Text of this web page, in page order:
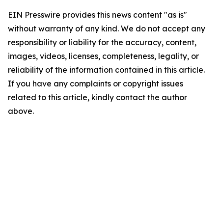
EIN Presswire provides this news content "as is"
without warranty of any kind. We do not accept any
responsibility or liability for the accuracy, content,
images, videos, licenses, completeness, legality, or
reliability of the information contained in this article.
If you have any complaints or copyright issues
related to this article, kindly contact the author
above.